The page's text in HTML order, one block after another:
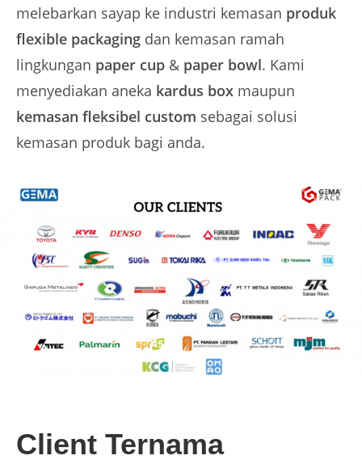
melebarkan sayap ke industri kemasan produk
flexible packaging dan kemasan ramah
lingkungan paper cup & paper bowl. Kami
menyediakan aneka kardus box maupun
kemasan fleksibel custom sebagai solusi
kemasan produk bagi anda.
Client Ternama